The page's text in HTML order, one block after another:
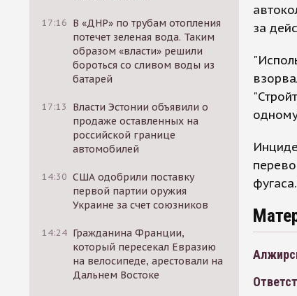
17:16 В «ДНР» по трубам отопления
потечет зеленая вода. Таким
образом «власти» решили
бороться со сливом воды из
батарей
17:13
Власти Эстонии объявили о
продаже оставленных на
российской границе
автомобилей
14:30 США одобрили поставку
первой партии оружия
Украине за счет союзников
14:24 Гражданина Франции,
который пересекал Евразию
на велосипеде, арестовали на
Дальнем Востоке
за